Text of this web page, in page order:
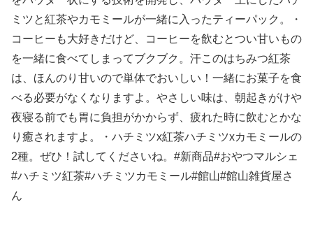
ミツと紅茶やカモミールが一緒に入ったティーパック。・
コーヒーも大好きだけど、コーヒーを飲むとつい甘いもの
を一緒に食べてしまってブクブク。汗このはちみつ紅茶
は、ほんのり甘いので単体でおいしい！一緒にお菓子を食
べる必要がなくなりますよ。やさしい味は、朝起きがけや
夜寝る前でも胃に負担がかからず、疲れた時に飲むとかな
り癒されますよ。・ハチミツx紅茶ハチミツxカモミールの
2種。ぜひ！試してくださいね。#新商品#おやつマルシェ
#ハチミツ紅茶#ハチミツカモミール#館山#館山雑貨屋さ
ん